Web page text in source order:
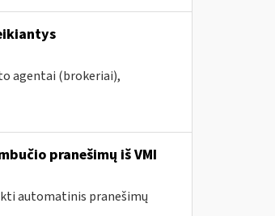
agentai (brokeriai),
pranešimų iš VMI
automatinis pranešimų